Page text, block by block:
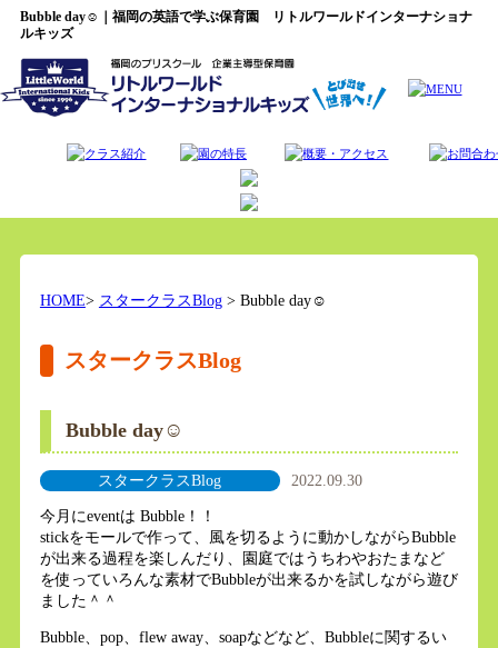
Bubble day☺︎｜福岡の英語で学ぶ保育園 リトルワールドインターナショナ
ルキッズ
HOME> スタークラスBlog> Bubble day☺︎
スタークラスBlog
Bubble day☺︎
スタークラスBlog 2022.09.30
今月にeventは Bubble！！
stickをモールで作って、風を切るように動かしながらBubble
が出来る過程を楽しんだり、園庭ではうちわやおたまなど
を使っていろんな素材でBubbleが出来るかを試しながら遊び
ました＾＾
Bubble、pop、flew away、soapなどなど、Bubbleに関するい